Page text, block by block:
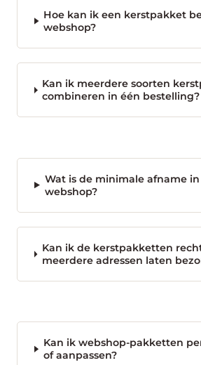
Hoe kan ik een kerstpakket
webshop?
Kan ik meerdere soorten
combineren in één bestelling?
Wat is de minimale afname
webshop?
Kan ik de kerstpakketten
meerdere adressen laten
Kan ik webshop-pakketten
of aanpassen?